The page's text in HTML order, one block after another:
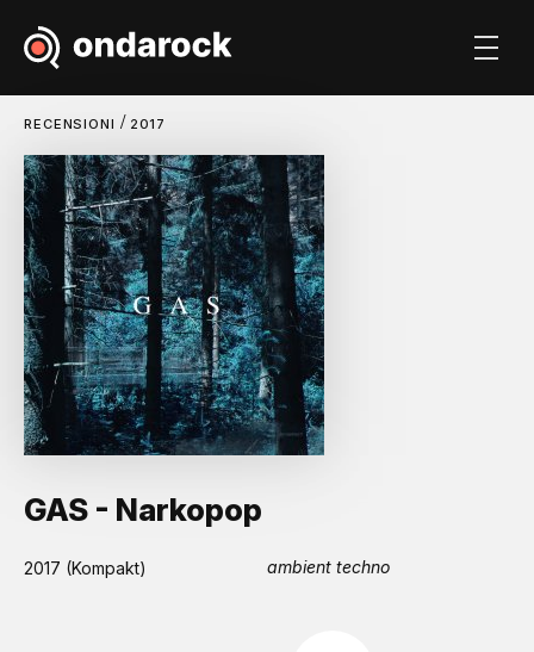
RECENSIONI / 2017
GAS - Narkopop
2017 (Kompakt) ambient techno